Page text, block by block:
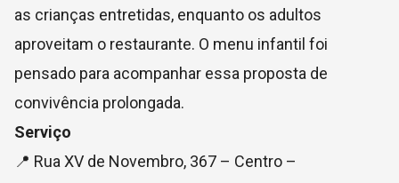
as crianças entretidas, enquanto os adultos
aproveitam o restaurante. O menu infantil foi
pensado para acompanhar essa proposta de
convivência prolongada.
Serviço
📍 Rua XV de Novembro, 367 – Centro –